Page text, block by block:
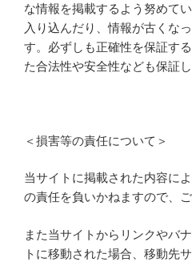
な情報を掲載するよう努めて
入り込んだり、情報が古くな
す。必ずしも正確性を保証す
た合法性や安全性なども保証し
＜損害等の責任について＞
当サイトに掲載された内容に
の責任を負いかねますので、ご
また当サイトからリンクやバ
トに移動された場合、移動先